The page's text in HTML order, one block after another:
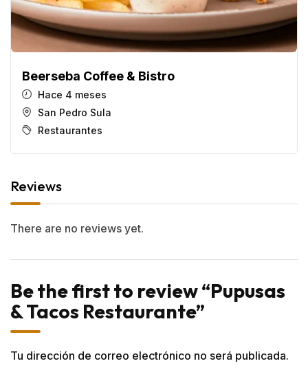
Beerseba Coffee & Bistro
Hace 4 meses
San Pedro Sula
Restaurantes
Reviews
There are no reviews yet.
Be the first to review “Pupusas
& Tacos Restaurante”
Tu dirección de correo electrónico no será publicada.